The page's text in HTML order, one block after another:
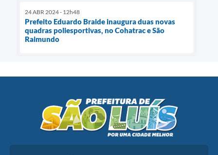
24 ABR 2024 - 12h48
Prefeito Eduardo Braide inaugura duas novas
quadras poliesportivas, no Cohatrac e São
Raimundo